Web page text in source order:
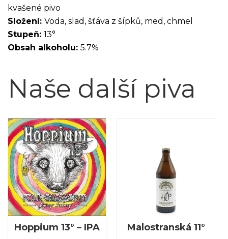
kvašené pivo
Složení: Voda, slad, šťáva z šípků, med, chmel
Stupeň: 13°
Obsah alkoholu: 5.7%
Naše další piva
Hoppium 13° – IPA Malostranská 11°